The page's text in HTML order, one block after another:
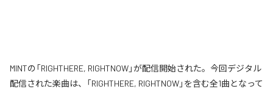
MINTの「RIGHTHERE, RIGHTNOW」が配信開始された。今回デジタル
配信された楽曲は、「RIGHTHERE, RIGHTNOW」を含む全1曲となって